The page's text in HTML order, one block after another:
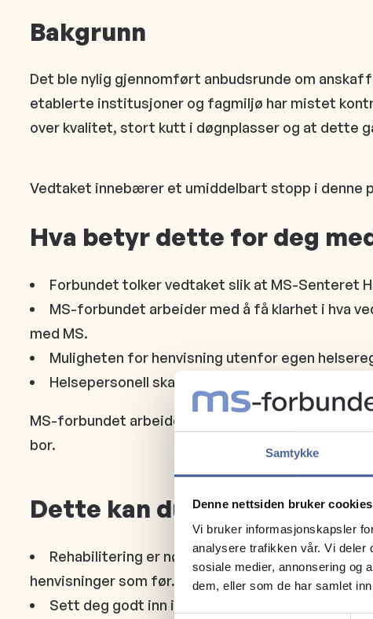
Samtykke
Denne nettsiden bruker cookies
Vi bruker informasjonskapsler
analysere trafikken vår. Vi deler
sosiale medier, annonsering og
dem, eller som de har samlet
Bakgrunn
Det ble nylig gjennomført anbudsrunde om
etablerte institusjoner og fagmiljø har mistet
over kvalitet, stort kutt i døgnplasser og at dette
Vedtaket innebærer et umiddelbart stopp i denne
Hva betyr dette for deg
Forbundet tolker vedtaket slik at MS-Senteret
MS-forbundet arbeider med å få klarhet i hva
med MS.
Muligheten for henvisning utenfor egen
Helsepersonell skal henvise til spesialisert
MS-forbundet arbeider for at det faglige behovet
bor.
Dette kan du gjøre
Rehabilitering er nødvendig helsehjelp, og du har
henvisninger som før.
Sett deg godt inn i tilbudet til institusjonene, og